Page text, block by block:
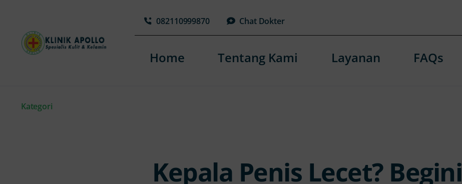
content
082110999870 Chat Dokter
Home Tentang Kami Layanan FAQs
Kategori
Kepala Penis Lecet? Begini